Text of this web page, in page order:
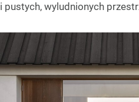
i pustych, wyludnionych